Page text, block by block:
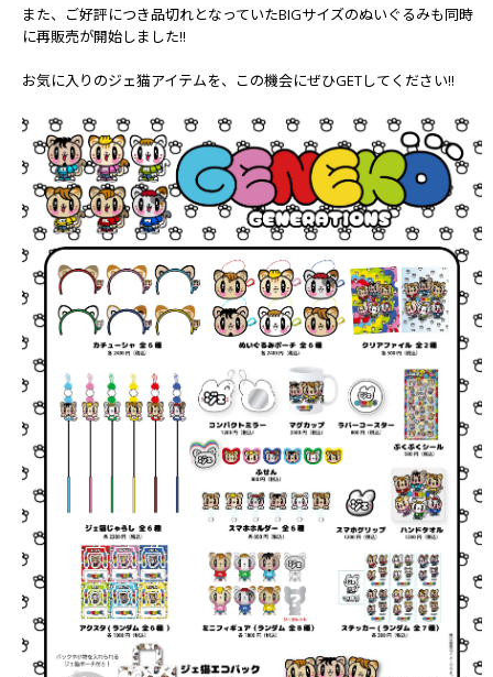
また、ご好評につき品切れとなっていたBIGサイズのぬいぐるみも同時
に再販売が開始しました!!
お気に入りのジェ猫アイテムを、この機会にぜひGETしてください!!